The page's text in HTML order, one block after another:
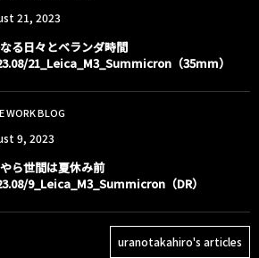
21, 2023
る日々とベランダ時間
21_Leica_M3_Summicron（35mm）
WORK BLOG
9, 2023
ら世間は夏休み前
9_Leica_M3_Summicron（DR）
uranotakahiro's articles